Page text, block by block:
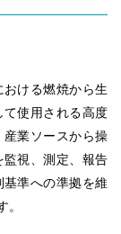
ける燃焼から生
使用される高度
業ソースから操
視、測定、報告
準への準拠を維